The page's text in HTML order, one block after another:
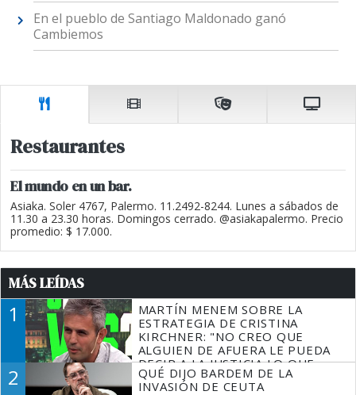
En el pueblo de Santiago Maldonado ganó
Cambiemos
Restaurantes
El mundo en un bar.
Asiaka. Soler 4767, Palermo. 11.2492-8244. Lunes a sábados de
11.30 a 23.30 horas. Domingos cerrado. @asiakapalermo. Precio
promedio: $ 17.000.
MÁS LEÍDAS
1
MARTÍN MENEM SOBRE LA
ESTRATEGIA DE CRISTINA
KIRCHNER: "NO CREO QUE
ALGUIEN DE AFUERA LE PUEDA
DECIR A LA JUSTICIA LO QUE
TIENE QUE HACER"
2
QUÉ DIJO BARDEM DE LA
INVASIÓN DE CEUTA